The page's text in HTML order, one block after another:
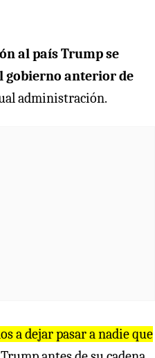
al país Trump se
gobierno anterior de
administración.
a dejar pasar a nadie que